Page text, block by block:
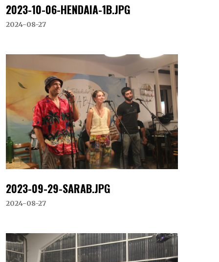
2023-10-06-HENDAIA-1B.JPG
2024-08-27
2023-09-29-SARAB.JPG
2024-08-27